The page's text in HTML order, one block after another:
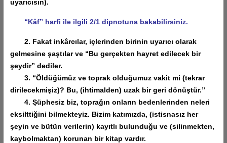
uyarıcısın).
“Kâf” harfi ile ilgili 2/1 dipnotuna bakabilirsiniz.
2. Fakat inkârcılar, içlerinden birinin uyarıcı olarak
gelmesine şaştılar ve “Bu gerçekten hayret edilecek bir
şeydir” dediler.
3. “Öldüğümüz ve toprak olduğumuz vakit mi (tekrar
dirilecekmişiz)? Bu, (ihtimalden) uzak bir geri dönüştür.”
4. Şüphesiz biz, toprağın onların bedenlerinden neleri
eksilttiğini bilmekteyiz. Bizim katımızda, (istisnasız her
şeyin ve bütün verilerin) kayıtlı bulunduğu ve (silinmekten,
kaybolmaktan) korunan bir kitap vardır.